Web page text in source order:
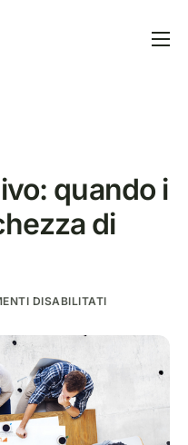
quando i
di
DISABILITATI